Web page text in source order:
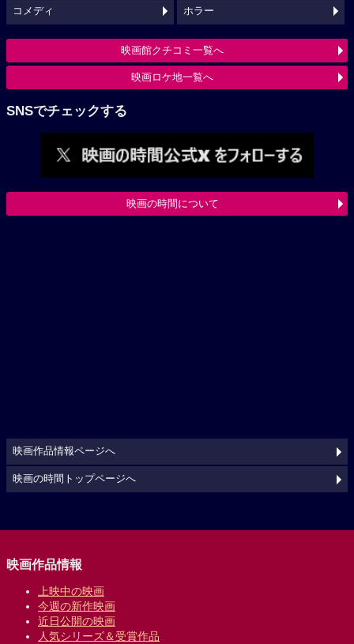
コメディ ホラー
映画館クチコミ一覧へ
映画ロケ地一覧へ
SNSでチェックする
映画の時間について
映画作品情報ページへ
映画の時間トップページへ
映画作品情報
上映中の映画
今週の新作映画
近日公開の映画
人気シリーズ＆受賞作品